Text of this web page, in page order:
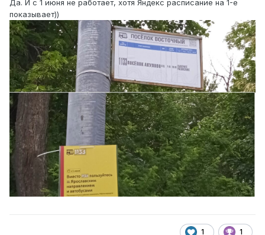
Да. И с 1 июня не работает, хотя Яндекс расписание на 1-е
показывает))
1 1